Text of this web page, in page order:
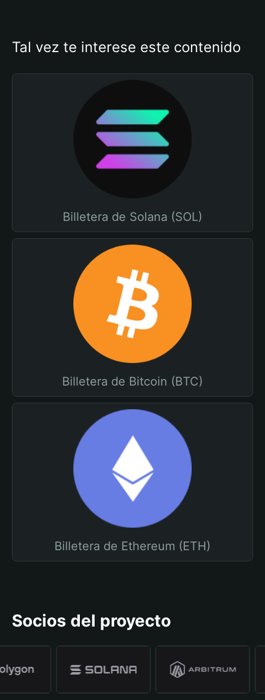
Tal vez te interese este contenido
Billetera de Solana (SOL)
Billetera de Bitcoin (BTC)
Billetera de Ethereum (ETH)
Socios del proyecto